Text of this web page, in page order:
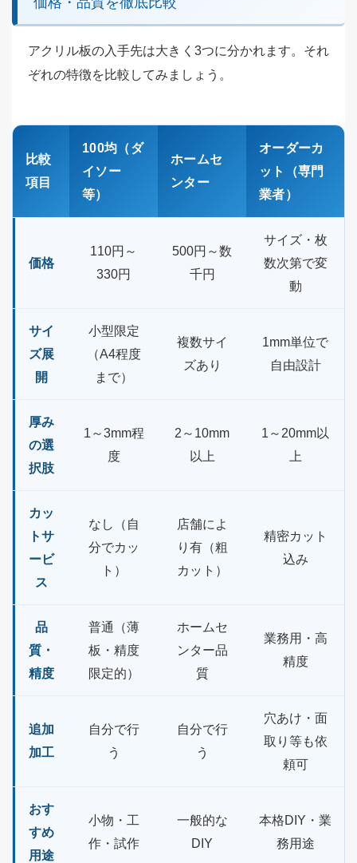
アクリル板の入手先は大きく3つに分かれます。それ
ぞれの特徴を比較してみましょう。
比較
項目
100均（ダ
イソー
等）
ホームセ
ンター
オーダーカ
ット（専門
業者）
価格
110円～
330円
500円～数
千円
サイズ・枚
数次第で変
動
サイ
ズ展
開
小型限定
（A4程度
まで）
複数サイ
ズあり
1mm単位で
自由設計
厚み
の選
択肢
1～3mm程
度
2～10mm
以上
1～20mm以
上
カッ
トサ
ービ
ス
なし（自
分でカッ
ト）
店舗によ
り有（粗
カット）
精密カット
込み
品
質・
精度
普通（薄
板・精度
限定的）
ホームセ
ンター品
質
業務用・高
精度
追加
加工
自分で行
う
自分で行
う
穴あけ・面
取り等も依
頼可
おす
すめ
用途
小物・工
作・試作
一般的な
DIY
本格DIY・業
務用途